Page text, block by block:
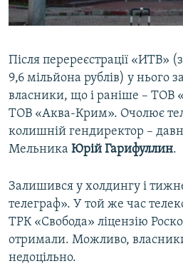
Після перереєстрації «ИТВ»
9,6 мільйона рублів) у нього
власники, що і раніше – ТОВ
ТОВ «Аква-Крим». Очолює
колишній гендиректор –
Мельника Юрій Гарифуллин.
Залишився у холдингу і
телеграф». У той же час
ТРК «Свобода» ліцензію
отримали. Можливо,
недоцільно.